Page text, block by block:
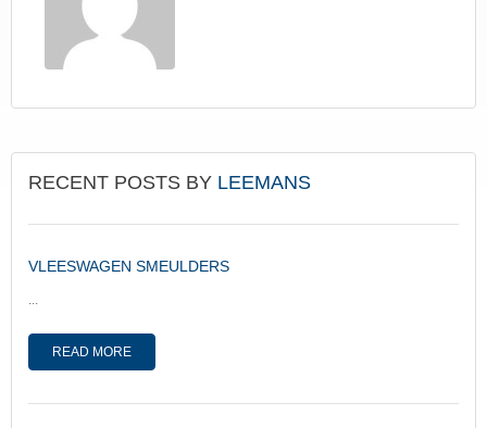
RECENT POSTS BY LEEMANS
VLEESWAGEN SMEULDERS
...
READ MORE